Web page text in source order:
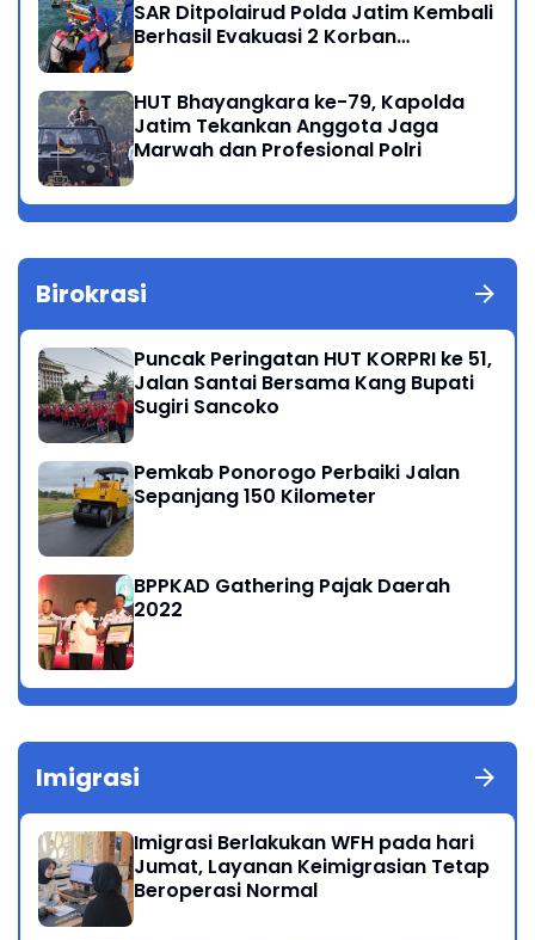
SAR Ditpolairud Polda Jatim Kembali
Berhasil Evakuasi 2 Korban
HUT Bhayangkara ke-79, Kapolda
Jatim Tekankan Anggota Jaga
Marwah dan Profesional Polri
Birokrasi
Puncak Peringatan HUT KORPRI ke 51,
Jalan Santai Bersama Kang Bupati
Sugiri Sancoko
Pemkab Ponorogo Perbaiki Jalan
Sepanjang 150 Kilometer
BPPKAD Gathering Pajak Daerah
2022
Imigrasi
Imigrasi Berlakukan WFH pada hari
Jumat, Layanan Keimigrasian Tetap
Beroperasi Normal